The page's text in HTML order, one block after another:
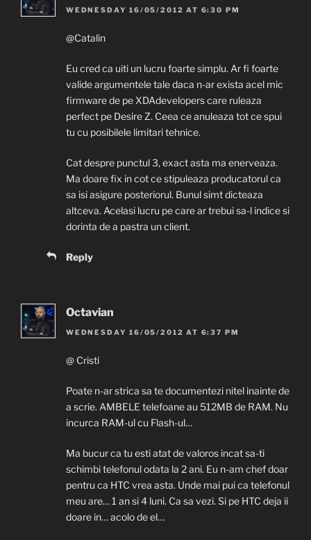
WEDNESDAY 16/05/2012 AT 6:30 PM
@Catalin
Eu cred ca uiti un lucru foarte simplu. Ar fi foarte
valide argumentele tale daca n-ar exista acel mic
firmware de pe XDAdevelopers care ruleaza
perfect pe Desire Z. Ceea ce anuleaza tot ce spui
tu cu posibilele limitari tehnice.
Cat despre punctul 3, exact asta ma enerveaza.
Ma doare fix in cot ce stipuleaza producatorul ca
sa isi asigure posteriorul. Bunul simt dicteaza
altceva. Acelasi lucru pe care ar trebui sa-l indice si
dorinta de a pastra un client.
Reply
Octavian
WEDNESDAY 16/05/2012 AT 6:37 PM
@ Cristi
Poate n-ar strica sa te documentezi nitel inainte de
a scrie. AMBELE telefoane au 512MB de RAM. Nu
incurca RAM-ul cu Flash-ul…
Ma bucur ca tu esti atat de valoros incat sa-ti
schimbi telefonul odata la 2 ani. Eu n-am chef doar
pentru ca HTC vrea asta. Unde mai pui ca telefonul
meu are… 1 an si 4 luni. Ca sa vezi. Si pe HTC deja ii
doare in… acolo de el…